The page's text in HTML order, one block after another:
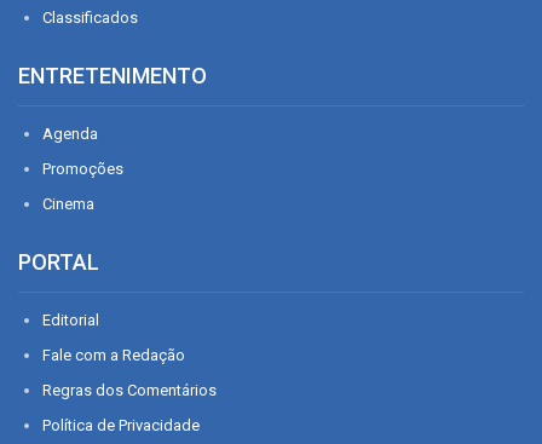
Classificados
ENTRETENIMENTO
Agenda
Promoções
Cinema
PORTAL
Editorial
Fale com a Redação
Regras dos Comentários
Política de Privacidade